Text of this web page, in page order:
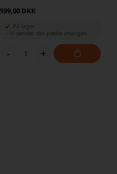
599,00 DKK
På lager
Vi sender din pakke imorgen
- +